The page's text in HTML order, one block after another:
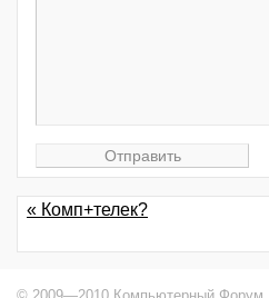
« Комп+телек?